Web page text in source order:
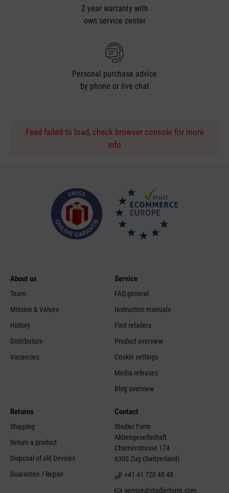
2 year warranty with
own service center
Personal purchase advice
by phone or live chat
Feed failed to load, check browser console for more
info
About us
Team
Mission & Values
History
Distributors
Vacancies
Service
FAQ general
Instruction manuals
Find retailers
Product overview
Cookie settings
Media releases
Blog overview
Returns
Shipping
Return a product
Disposal of old Devices
Guarantee / Repair
Contact
Stadler Form
Aktiengesellschaft
Chamerstrasse 174
6300 Zug (Switzerland)
+41 41 720 48 48
service@stadlerform.com